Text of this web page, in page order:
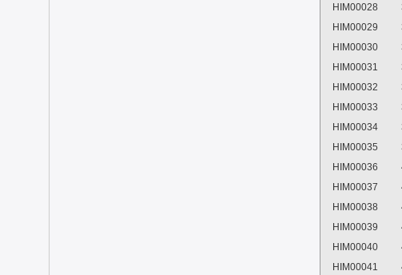
HIM00028
HIM00029
HIM00030
HIM00031
HIM00032
HIM00033
HIM00034
HIM00035
HIM00036
HIM00037
HIM00038
HIM00039
HIM00040
HIM00041